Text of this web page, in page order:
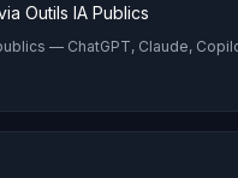
Outils IA Publics
— ChatGPT, Claude,